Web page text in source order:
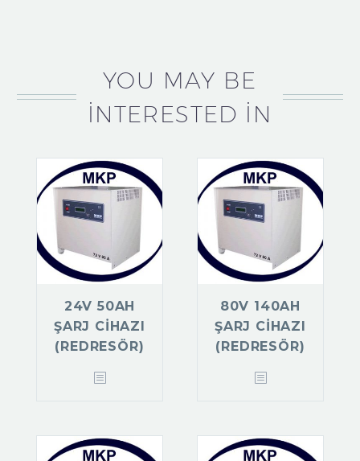
YOU MAY BE
INTERESTED IN
24V 50AH
ŞARJ CIHAZI
(REDRESÖR)
80V 140AH
ŞARJ CIHAZI
(REDRESÖR)